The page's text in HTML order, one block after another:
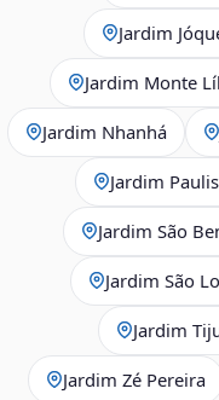
Jardim
Jardim Monte
Jardim Nhanhá
Jardim
Jardim São
Jardim São
Jardim
Jardim Zé Pereira